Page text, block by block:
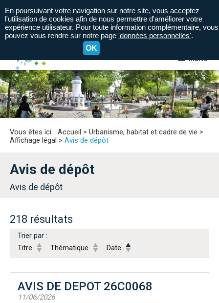
MENU
A= A- A+
Vous êtes ici : Accueil > Urbanisme, habitat et cadre de vie >
Affichage légal > Avis de dépôt
Avis de dépôt
Avis de dépôt
218 résultats
Trier par :
Titre
Thématique Date
AVIS DE DEPOT 26C0068
11/06/2026
En poursuivant votre navigation sur notre site, vous acceptez
l'utilisation de cookies afin de nous permettre d'améliorer votre
expérience utilisateur. Pour toute information complémentaire, vous
pouvez vous rendre sur notre page 'données personnelles'.
OK